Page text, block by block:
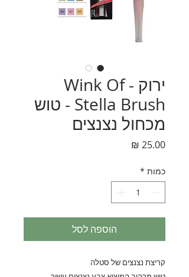
ירוק - Wink Of
Stella Brush - טוש
מכחול נצנצים
כמות *
הוספה לסל
קריצת נצנצים של סטלה